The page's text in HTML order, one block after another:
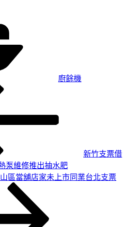
廚餘機
新竹支票借
泵維修推出抽水肥
區當舖店家未上市同業台北支票